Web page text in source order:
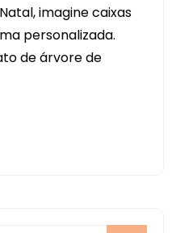
PARA
O
NATAL
imagine caixas
personalizada.
de árvore de